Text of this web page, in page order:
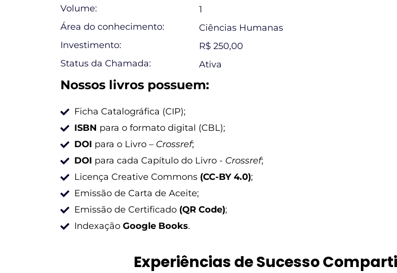
Volume:
1
Área do conhecimento:
Ciências Humanas
Investimento:
R$ 250,00
Status da Chamada:
Ativa
Nossos livros possuem:
Ficha Catalográfica (CIP);
ISBN para o formato digital (CBL);
DOI para o Livro – Crossref;
DOI para cada Capítulo do Livro - Crossref;
Licença Creative Commons (CC-BY 4.0);
Emissão de Carta de Aceite;
Emissão de Certificado (QR Code);
Indexação Google Books.
Experiências de Sucesso